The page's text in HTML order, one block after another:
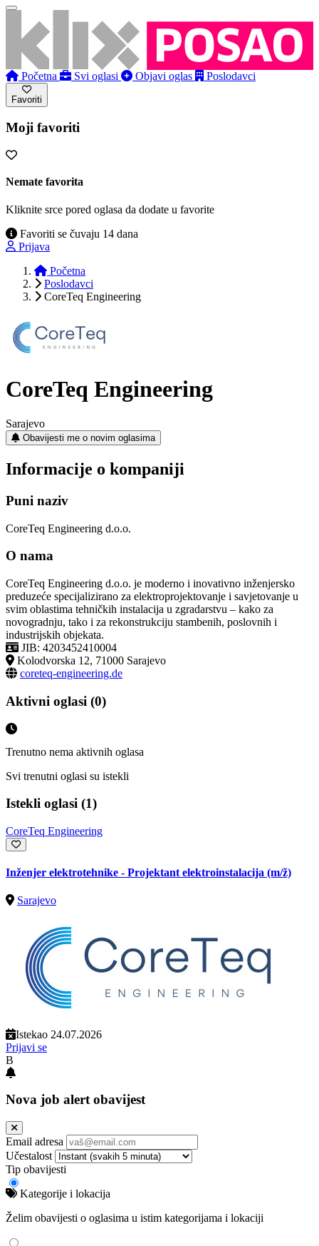
Početna Svi oglasi Objavi oglas Poslodavci
Favoriti
Moji favoriti
Nemate favorita
Kliknite srce pored oglasa da dodate u favorite
Favoriti se čuvaju 14 dana
Prijava
Početna
Poslodavci
CoreTeq Engineering
CoreTeq Engineering
Sarajevo
Obavijesti me o novim oglasima
Informacije o kompaniji
Puni naziv
CoreTeq Engineering d.o.o.
O nama
CoreTeq Engineering d.o.o. je moderno i inovativno inženjersko
preduzeće specijalizirano za elektroprojektovanje i savjetovanje u
svim oblastima tehničkih instalacija u zgradarstvu – kako za
novogradnju, tako i za rekonstrukciju stambenih, poslovnih i
industrijskih objekata.
JIB: 4203452410004
Kolodvorska 12, 71000 Sarajevo
coreteq-engineering.de
Aktivni oglasi (0)
Trenutno nema aktivnih oglasa
Svi trenutni oglasi su istekli
Istekli oglasi (1)
CoreTeq Engineering
Inženjer elektrotehnike - Projektant elektroinstalacija (m/ž)
Sarajevo
Istekao 24.07.2026
Prijavi se
B
Nova job alert obavijest
Email adresa
Učestalost
Tip obavijesti
Kategorije i lokacija
Želim obavijesti o oglasima u istim kategorijama i lokaciji